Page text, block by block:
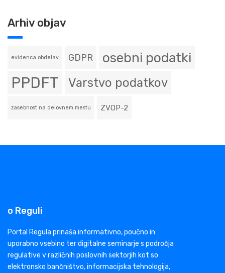
Arhiv objav
evidenca obdelav GDPR osebni podatki
PPDFT Varstvo podatkov
zasebnost na delovnem mestu ZVOP-2
o Reguli
Portal Regula prinaša informativno, poučno in
uporabno vsebino ter digitalne seminarje s področja
regulative v različnih poslovnih sektorjih kot so
elektronsko bančništvo, informacijska tehnologija,